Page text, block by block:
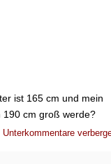
ist 165 cm und mein
190 cm groß werde?
Unterkommentare